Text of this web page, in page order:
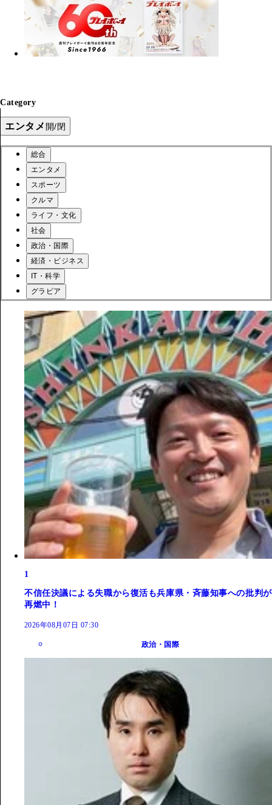
Category
エンタメ 開/閉
総合
エンタメ
スポーツ
クルマ
ライフ・文化
社会
政治・国際
経済・ビジネス
IT・科学
グラビア
1
不信任決議による失職から復活も兵庫県・斉藤知事への批判が
再燃中！
2026年08月07日 07:30
政治・国際